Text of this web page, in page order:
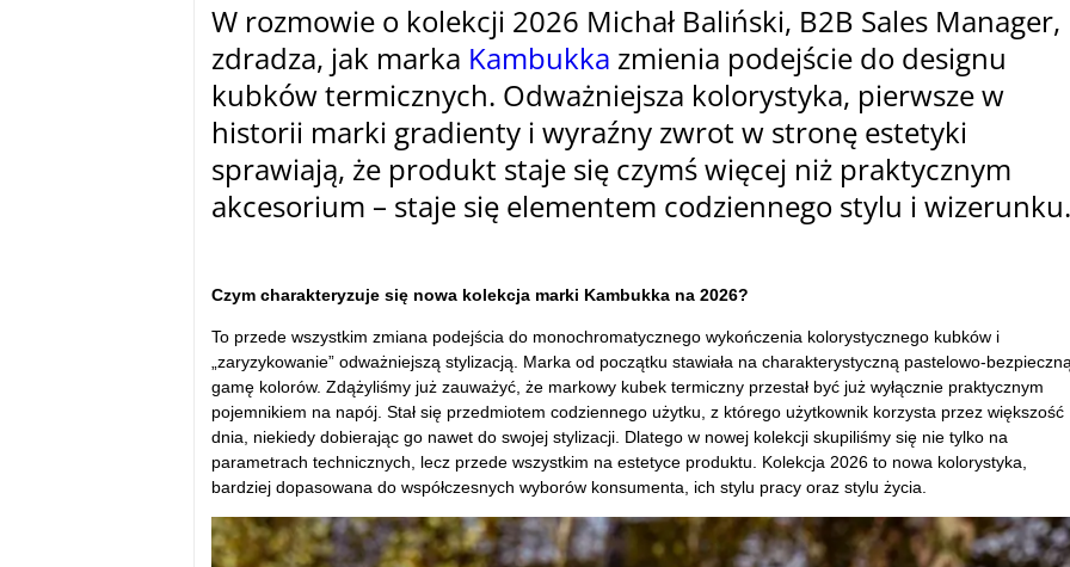
W rozmowie o kolekcji 2026 Michał Baliński, B2B Sales Manager,
zdradza, jak marka Kambukka zmienia podejście do designu
kubków termicznych. Odważniejsza kolorystyka, pierwsze w
historii marki gradienty i wyraźny zwrot w stronę estetyki
sprawiają, że produkt staje się czymś więcej niż praktycznym
akcesorium – staje się elementem codziennego stylu i wizerunku.
Czym charakteryzuje się nowa kolekcja marki Kambukka na 2026?
To przede wszystkim zmiana podejścia do monochromatycznego wykończenia kolorystycznego kubków i
„zaryzykowanie” odważniejszą stylizacją. Marka od początku stawiała na charakterystyczną pastelowo-
gamę kolorów. Zdążyliśmy już zauważyć, że markowy kubek termiczny przestał być już wyłącznie praktycznym
pojemnikiem na napój. Stał się przedmiotem codziennego użytku, z którego użytkownik korzysta przez większość
dnia, niekiedy dobierając go nawet do swojej stylizacji. Dlatego w nowej kolekcji skupiliśmy się nie tylko na
parametrach technicznych, lecz przede wszystkim na estetyce produktu. Kolekcja 2026 to nowa kolorystyka,
bardziej dopasowana do współczesnych wyborów konsumenta, ich stylu pracy oraz stylu życia.